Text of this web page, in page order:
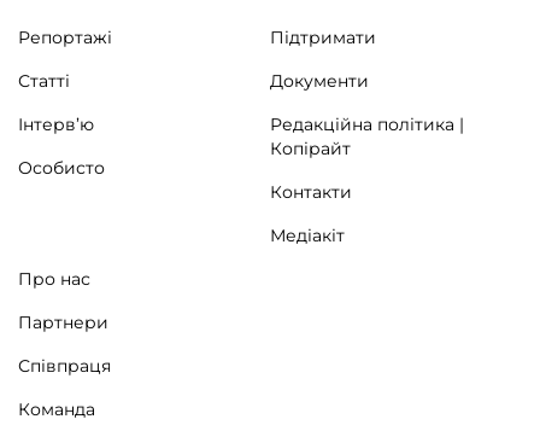
Репортажі
Статті
Інтерв’ю
Особисто
Підтримати
Документи
Редакційна політика |
Копірайт
Контакти
Медіакіт
Про нас
Партнери
Співпраця
Команда